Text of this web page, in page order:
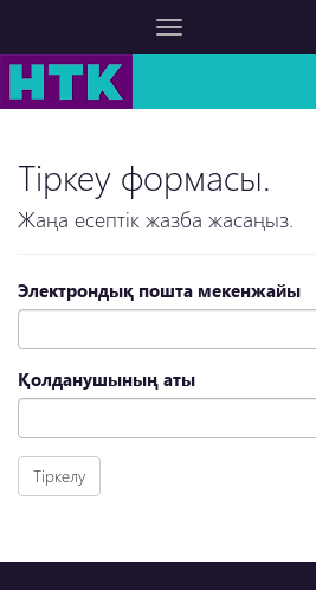
Тіркеу формасы.
Жаңа есептік жазба жасаңыз.
Электрондық пошта мекенжайы
Қолданушының аты